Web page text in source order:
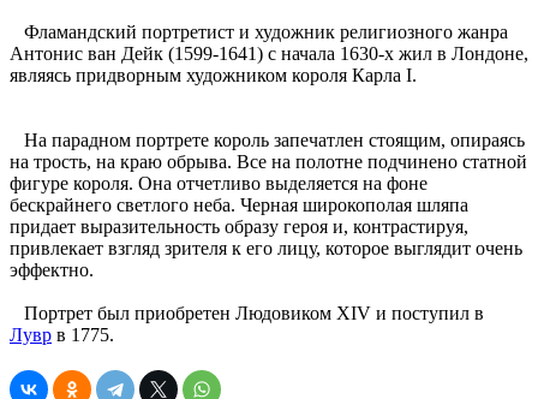
Фламандский портретист и художник религиозного жанра
Антонис ван Дейк (1599-1641) с начала 1630-х жил в Лондоне,
являясь придворным художником короля Карла I.
На парадном портрете король запечатлен стоящим, опираясь
на трость, на краю обрыва. Все на полотне подчинено статной
фигуре короля. Она отчетливо выделяется на фоне
бескрайнего светлого неба. Черная широкополая шляпа
придает выразительность образу героя и, контрастируя,
привлекает взгляд зрителя к его лицу, которое выглядит очень
эффектно.
Портрет был приобретен Людовиком XIV и поступил в
Лувр в 1775.